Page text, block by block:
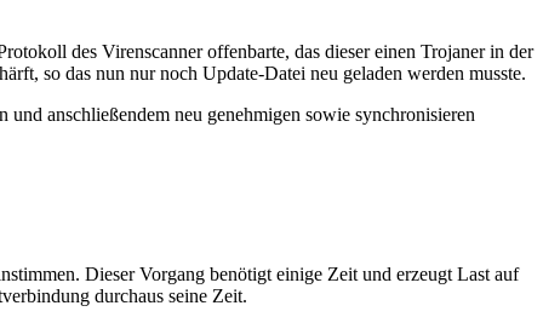
des Virenscanner offenbarte, das dieser einen Trojaner in der
so das nun nur noch Update-Datei neu geladen werden musste.
anschließendem neu genehmigen sowie synchronisieren
Dieser Vorgang benötigt einige Zeit und erzeugt Last auf
durchaus seine Zeit.